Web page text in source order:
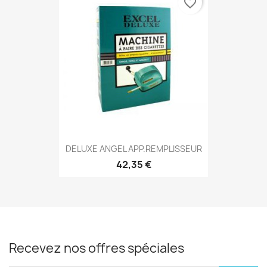
DELUXE ANGEL APP.REMPLISSEUR
42,35 €
favorite_border
Recevez nos offres spéciales